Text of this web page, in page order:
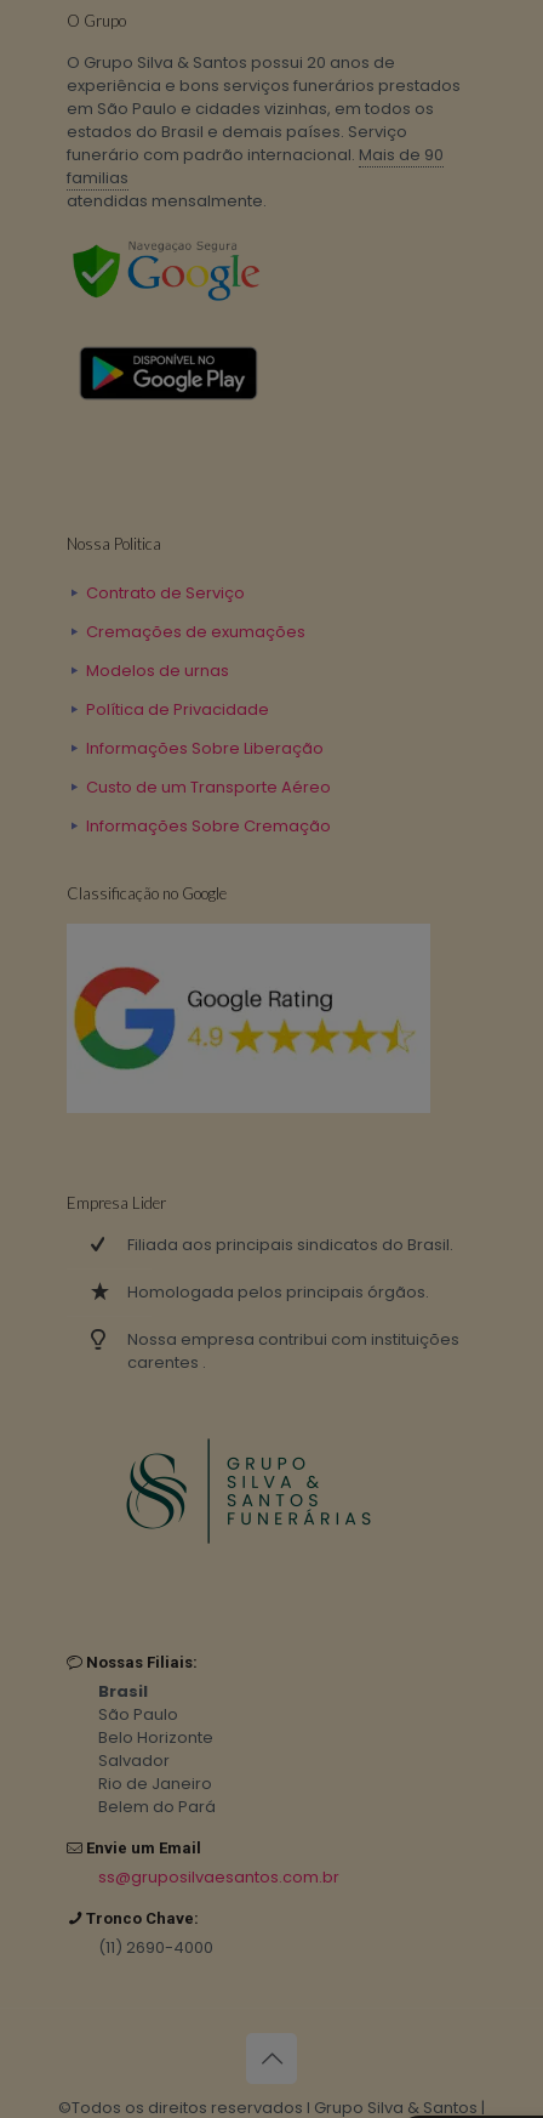
O Grupo
O Grupo Silva & Santos possui 20 anos de
experiência e bons serviços funerários prestados
em São Paulo e cidades vizinhas, em todos os
estados do Brasil e demais países. Serviço
funerário com padrão internacional. Mais de 90
familias
atendidas mensalmente.
Nossa Politica
Contrato de Serviço
Cremações de exumações
Modelos de urnas
Política de Privacidade
Informações Sobre Liberação
Custo de um Transporte Aéreo
Informações Sobre Cremação
Classificação no Google
Empresa Lider
Filiada aos principais sindicatos do Brasil.
Homologada pelos principais órgãos.
Nossa empresa contribui com instituições
carentes .
Nossas Filiais:
Brasil
São Paulo
Belo Horizonte
Salvador
Rio de Janeiro
Belem do Pará
Envie um Email
ss@gruposilvaesantos.com.br
Tronco Chave:
(11) 2690-4000
©Todos os direitos reservados I Grupo Silva & Santos |